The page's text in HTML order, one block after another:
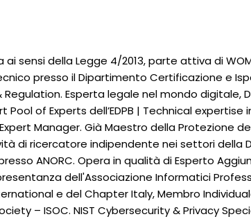
della Legge 4/2013, parte attiva di WOMEN
presso il Dipartimento Certificazione e
Esperta legale nel mondo
of Experts dell’EDPB | Technical
Manager. Già Maestro della Protezione
di ricercatore indipendente nei settori della
ANORC. Opera in qualità di Esperto
dell'Associazione Informatici
e del Chapter Italy, Membro
– ISOC. NIST Cybersecurity & Privacy